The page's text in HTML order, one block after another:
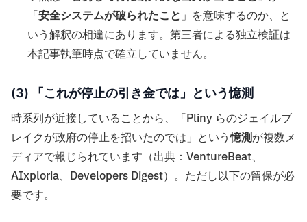
「安全システムが破られたこと」を意味するのか、と
いう解釈の相違にあります。第三者による独立検証は
本記事執筆時点で確立していません。
(3) 「これが停止の引き金では」という憶測
時系列が近接していることから、「Pliny らのジェイルブ
レイクが政府の停止を招いたのでは」という憶測が複数メ
ディアで報じられています（出典：VentureBeat、
AIxploria、Developers Digest）。ただし以下の留保が必
要です。